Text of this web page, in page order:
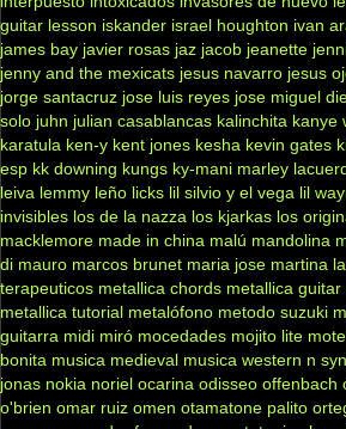
guitar lesson iskander israel houghton ivan
james bay javier rosas jaz jacob jeanette
jenny and the mexicats jesus navarro jesus
jorge santacruz jose luis reyes jose miguel
solo juhn julian casablancas kalinchita kanye
karatula ken-y kent jones kesha kevin gates
esp kk downing kungs ky-mani marley
leiva lemmy leño licks lil silvio y el vega lil
invisibles los de la nazza los kjarkas los
macklemore made in china malú mandolina
di mauro marcos brunet maria jose martina
terapeuticos metallica chords metallica guitar
metallica tutorial metalófono metodo suzuki
guitarra midi miró mocedades mojito lite
bonita musica medieval musica western n
jonas nokia noriel ocarina odisseo offenbach
o'brien omar ruiz omen otamatone palito